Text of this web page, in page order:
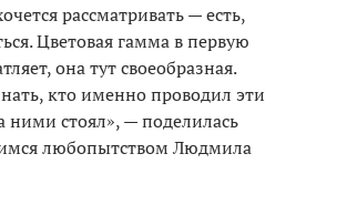
рассматривать — есть,
Цветовая гамма в первую
она тут своеобразная.
кто именно проводил эти
ними стоял», — поделилась
любопытством Людмила